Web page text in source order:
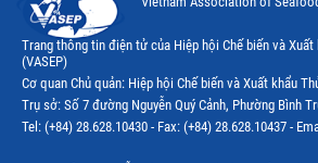
Trang thông tin điện tử của Hiệp hội Chế biến và Xuất
(VASEP)
Cơ quan Chủ quản: Hiệp hội Chế biến và Xuất khẩu
Trụ sở: Số 7 đường Nguyễn Quý Cảnh, Phường Bình
Tel: (+84) 28.628.10430 - Fax: (+84) 28.628.10437 -